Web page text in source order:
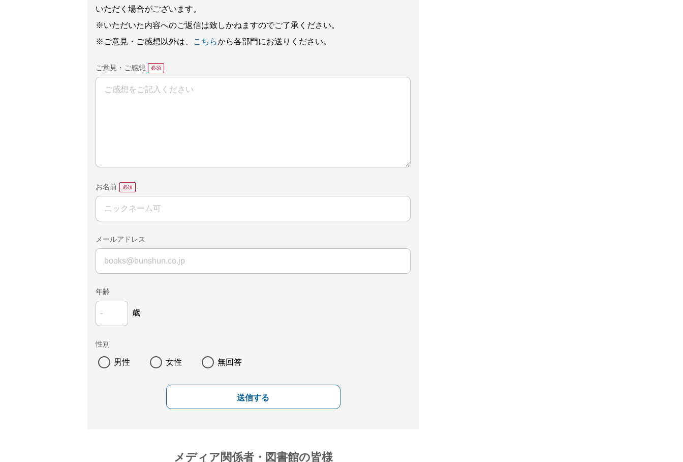
いただく場合がございます。
※いただいた内容へのご返信は致しかねますのでご了承ください。
※ご意見・ご感想以外は、
こちらから各部門にお送りください。
ご意見・ご感想
お名前
メールアドレス
年齢
歳
性別
男性 女性 無回答
送信する
メディア関係者・図書館の皆様